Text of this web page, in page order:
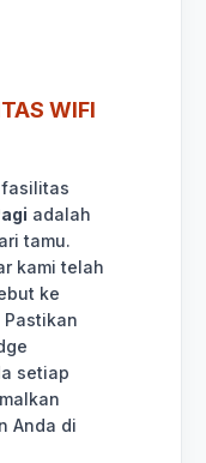
WIFI
adalah
tamu.
kami telah
ke
setiap
Anda di